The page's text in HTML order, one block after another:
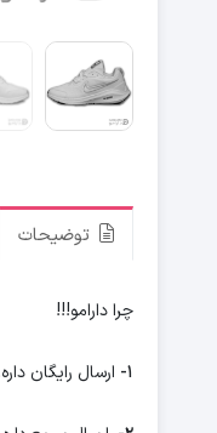
توضیحات
چرا دارامو!!!
1- ارسال رایگان